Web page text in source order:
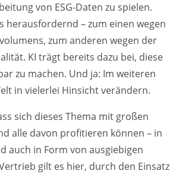
von ESG-Daten zu spielen.
herausfordernd – zum einen wegen
zum anderen wegen der
KI trägt bereits dazu bei, diese
zu machen. Und ja: Im weiteren
in vielerlei Hinsicht verändern.
sich dieses Thema mit großen
alle davon profitieren können – in
auch in Form von ausgiebigen
gilt es hier, durch den Einsatz